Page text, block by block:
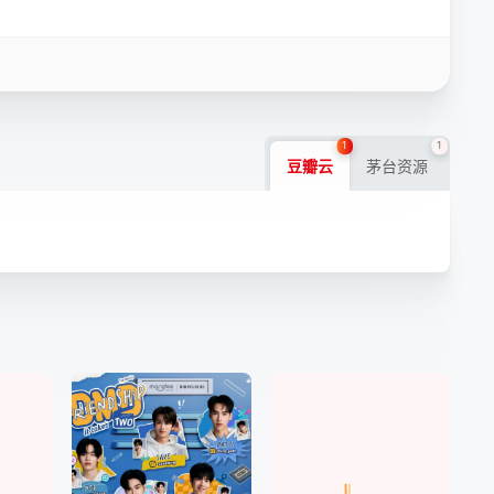
豆瓣云
1
茅台资源
1